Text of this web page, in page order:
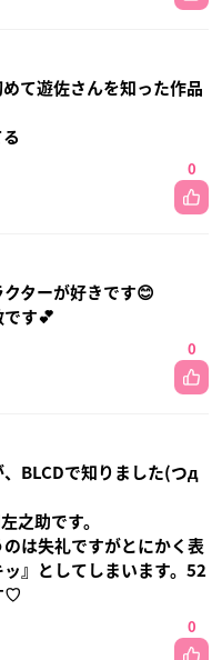
て遊佐さんを知った作品
0
ターが好きです😊
です💕
0
BLCDで知りました(つд
之助です。
は失礼ですがとにかく表
』としてしまいます。52
♡
0